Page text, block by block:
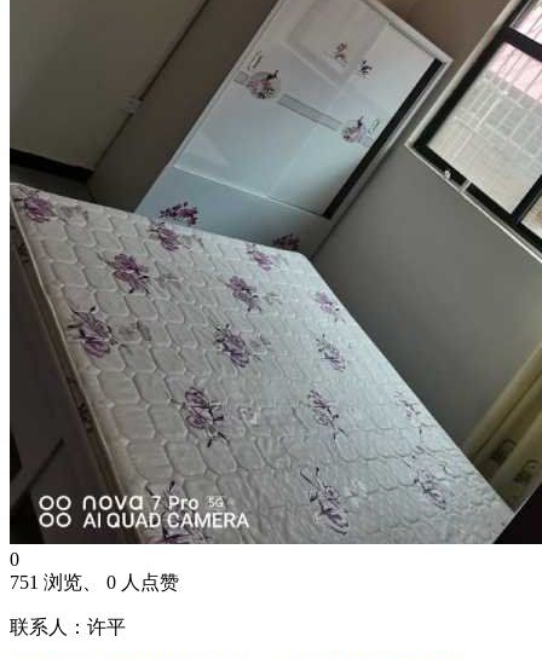
0
751 浏览、 0 人点赞
联系人：许平